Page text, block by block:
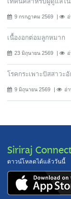
9 กรกฎาคม 2569
เนื้องอกต่อมลูกหมาก
23 มิถุนายน 2569
โรคกระเพาะปัสสาวะ
9 มิถุนายน 2569 อ่
Siriraj
ดาวน์โหลดได้แล้ววันนี้